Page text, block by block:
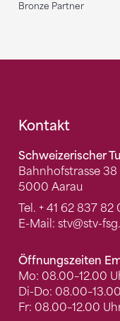
Bronze Partner
Fusszeile
Kontakt
Schweizerischer
Bahnhofstrasse 38
5000 Aarau
Tel. + 41 62 837 82
E-Mail: stv@stv-
Öffnungszeiten
Mo: 08.00–12.00
Di-Do:
Fr: 08.00–12.00